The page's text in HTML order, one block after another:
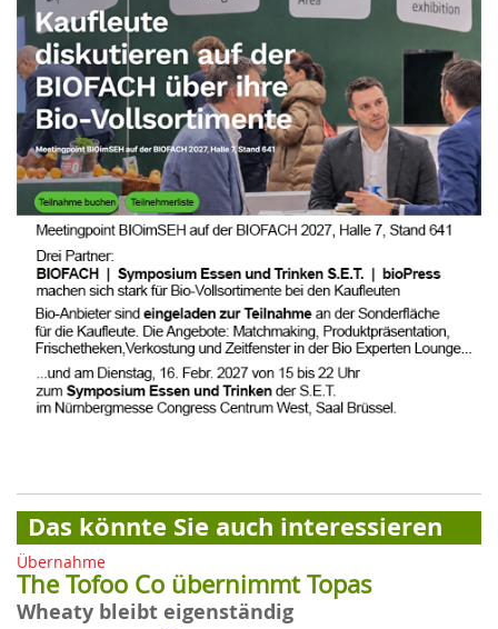
Das könnte Sie auch interessieren
Übernahme
The Tofoo Co übernimmt Topas
Wheaty bleibt eigenständig